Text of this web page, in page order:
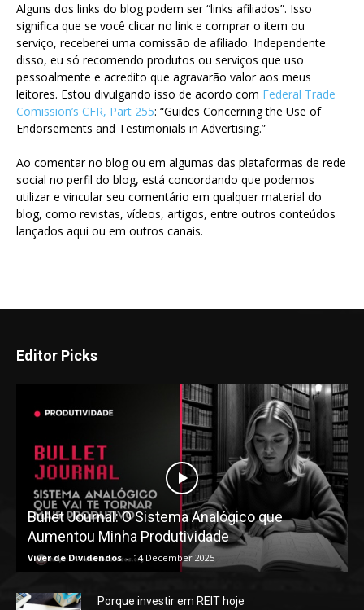
Alguns dos links do blog podem ser “links afiliados”. Isso
significa que se você clicar no link e comprar o item ou
serviço, receberei uma comissão de afiliado. Independente
disso, eu só recomendo produtos ou serviços que uso
pessoalmente e acredito que agravarão valor aos meus
leitores. Estou divulgando isso de acordo com Federal Trade
Comission’s CFR, Part 255: “Guides Concerning the Use of
Endorsements and Testimonials in Advertising.”
Ao comentar no blog ou em algumas das plataformas de rede
social no perfil do blog, está concordando que podemos
utilizar e vincular seu comentário em qualquer material do
blog, como revistas, vídeos, artigos, entre outros conteúdos
lançados aqui ou em outros canais.
Editor Picks
Bullet Journal: O Sistema Analógico que
Aumentou Minha Produtividade
Viver de Dividendos - 14 December 2025
Porque investir em REIT hoje